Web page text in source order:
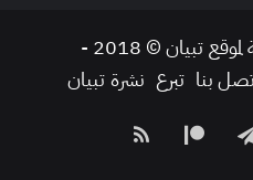
تبيان © 2018 -
بنا تبرع نشرة تبيان
تيلقرام‫Patreonملخص